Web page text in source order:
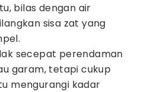
bilas dengan air
sisa zat yang
secepat perendaman
garam, tetapi cukup
mengurangi kadar